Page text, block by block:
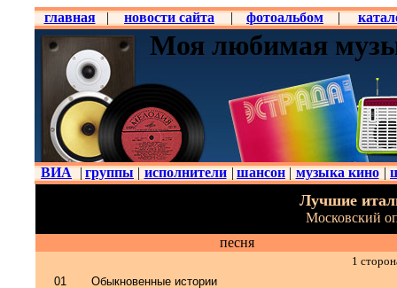
главная | новости сайта | фотоальбом |
Моя любимая
ВИА | группы | исполнители | шансон | музыка кино |
Лучшие
Московский
песня
1
01
Обыкновенные истории